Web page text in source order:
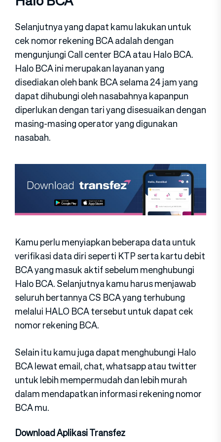
Selanjutnya yang dapat kamu lakukan untuk
cek nomor rekening BCA adalah dengan
mengunjungi Call center BCA atau Halo BCA.
Halo BCA ini merupakan layanan yang
disediakan oleh bank BCA selama 24 jam yang
dapat dihubungi oleh nasabahnya kapanpun
diperlukan dengan tari yang disesuaikan dengan
masing-masing operator yang digunakan
nasabah.
Kamu perlu menyiapkan beberapa data untuk
verifikasi data diri seperti KTP serta kartu debit
BCA yang masuk aktif sebelum menghubungi
Halo BCA. Selanjutnya kamu harus menjawab
seluruh bertannya CS BCA yang terhubung
melalui HALO BCA tersebut untuk dapat cek
nomor rekening BCA.
Selain itu kamu juga dapat menghubungi Halo
BCA lewat email, chat, whatsapp atau twitter
untuk lebih mempermudah dan lebih murah
dalam mendapatkan informasi rekening nomor
BCA mu.
Download Aplikasi Transfez